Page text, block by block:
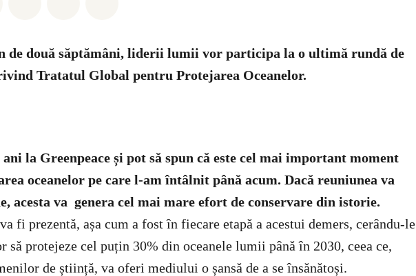
de două săptămâni, liderii lumii vor participa la o ultimă rundă de
Tratatul Global pentru Protejarea Oceanelor.
la Greenpeace și pot să spun că este cel mai important moment
oceanelor pe care l-am întâlnit până acum. Dacă reuniunea va
acesta va genera cel mai mare efort de conservare din istorie.
fi prezentă, așa cum a fost în fiecare etapă a acestui demers, cerându-le
să protejeze cel puțin 30% din oceanele lumii până în 2030, ceea ce,
de știință, va oferi mediului o șansă de a se însănătoși.